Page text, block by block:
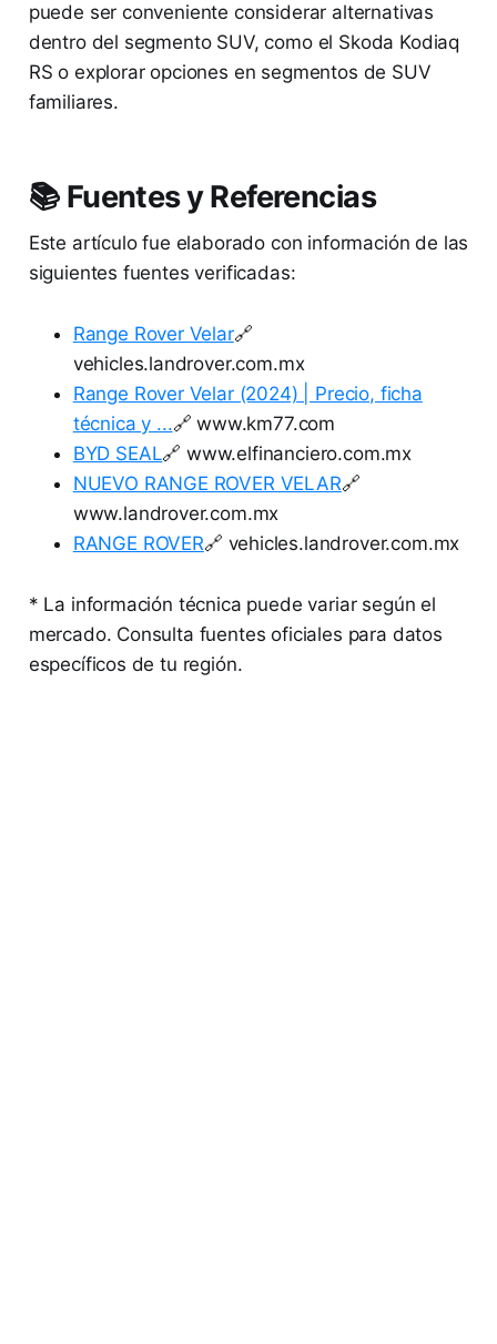
puede ser conveniente considerar alternativas
dentro del segmento SUV, como el Skoda Kodiaq
RS o explorar opciones en segmentos de SUV
familiares.
📚 Fuentes y Referencias
Este artículo fue elaborado con información de las
siguientes fuentes verificadas:
Range Rover Velar🔗
vehicles.landrover.com.mx
Range Rover Velar (2024) | Precio, ficha
técnica y ...🔗 www.km77.com
BYD SEAL🔗 www.elfinanciero.com.mx
NUEVO RANGE ROVER VELAR🔗
www.landrover.com.mx
RANGE ROVER🔗 vehicles.landrover.com.mx
* La información técnica puede variar según el
mercado. Consulta fuentes oficiales para datos
específicos de tu región.